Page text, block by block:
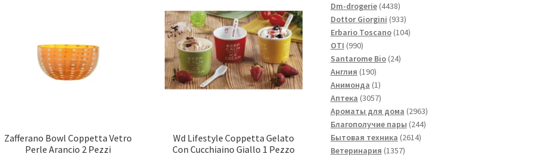
Zafferano Bowl Coppetta Vetro
Perle Arancio 2 Pezzi
Wd Lifestyle Coppetta Gelato
Con Cucchiaino Giallo 1 Pezzo
товара
Dm-drogerie 44384438
товаров
Dottor Giorgini 933933
товара
Erbario Toscano 104104
OTI 990990
товаров
Santarome Bio 2424
Англия 190190
товаров
Анимонда 11
товар
Аптека 30573057
товаров
Ароматы для дома 29632963
товара
Благополучие пары 244244
Бытовая техника 26142614
Ветеринария 13571357